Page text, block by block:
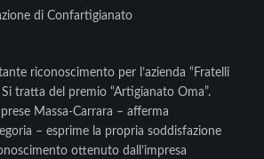
di Confartigianato
riconoscimento per l’azienda “Fratelli
tratta del premio “Artigianato Oma”.
Massa-Carrara – afferma
– esprime la propria soddisfazione
ottenuto dall’impresa